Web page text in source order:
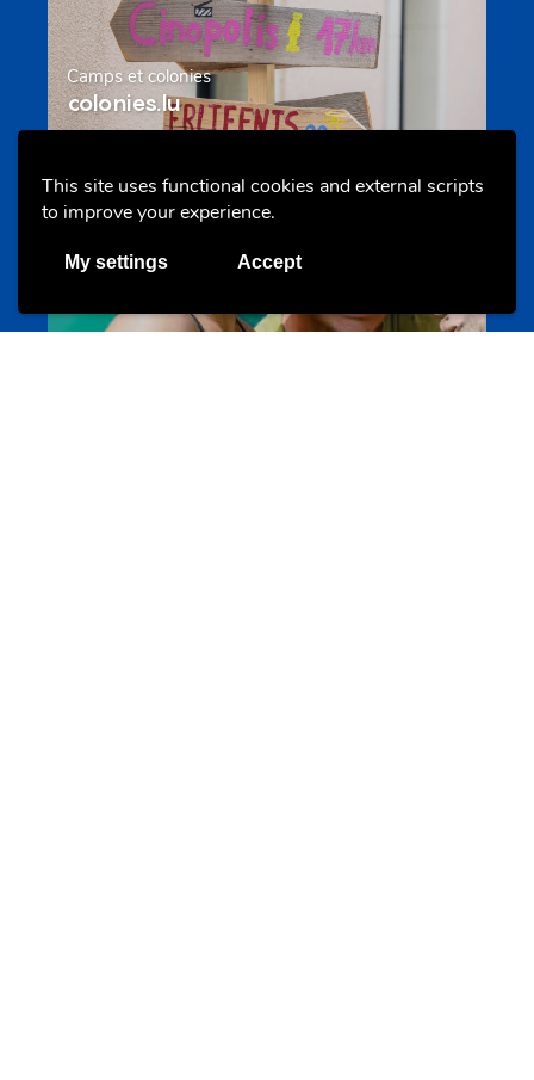
This site uses functional cookies and external scripts
to improve your experience.
My settings Accept
Camps et colonies
colonies.lu